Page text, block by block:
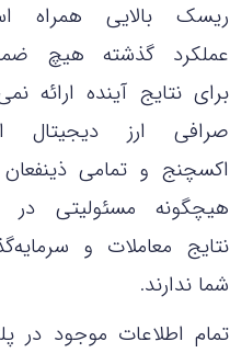
ریسک بالایی همراه
عملکرد گذشته هیچ
برای نتایج آینده ارائه
صرافی ارز دیجیتال
اکسچنج و تمامی
هیچگونه مسئولیتی در
نتایج معاملات و
شما ندارند.
تمام اطلاعات موجود در